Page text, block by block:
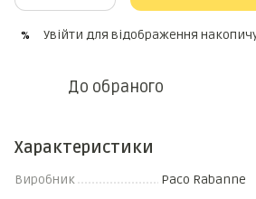
% Увійти для відображення
До обраного
Характеристики
Виробник Paco Rabanne